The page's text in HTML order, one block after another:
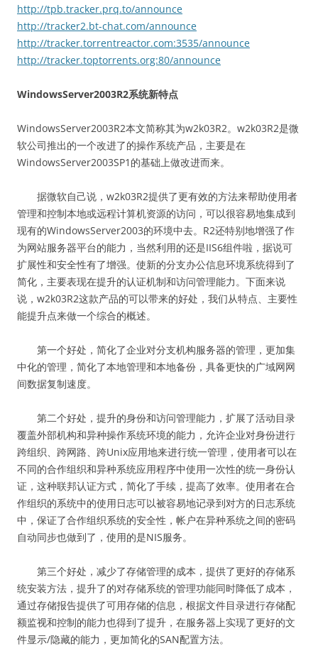
http://tpb.tracker.prq.to/announce
http://tracker2.bt-chat.com/announce
http://tracker.torrentreactor.com:3535/announce
http://tracker.toptorrents.org:80/announce
WindowsServer2003R2系统新特点
WindowsServer2003R2本文简称其为w2k03R2。w2k03R2是微
软公司推出的一个改进了的操作系统产品，主要是在
WindowsServer2003SP1的基础上做改进而来。
据微软自己说，w2k03R2提供了更有效的方法来帮助使用者
管理和控制本地或远程计算机资源的访问，可以很容易地集成到
现有的WindowsServer2003的环境中去。R2还特别地增强了作
为网站服务器平台的能力，当然利用的还是IIS6组件啦，据说可
扩展性和安全性有了增强。使新的分支办公信息环境系统得到了
简化，主要表现在提升的认证机制和访问管理能力。下面来说
说，w2k03R2这款产品的可以带来的好处，我们从特点、主要性
能提升点来做一个综合的概述。
第一个好处，简化了企业对分支机构服务器的管理，更加集
中化的管理，简化了本地管理和本地备份，具备更快的广域网网
间数据复制速度。
第二个好处，提升的身份和访问管理能力，扩展了活动目录
覆盖外部机构和异种操作系统环境的能力，允许企业对身份进行
跨组织、跨网路、跨Unix应用地来进行统一管理，使用者可以在
不同的合作组织和异种系统应用程序中使用一次性的统一身份认
证，这种联邦认证方式，简化了手续，提高了效率。使用者在合
作组织的系统中的使用日志可以被容易地记录到对方的日志系统
中，保证了合作组织系统的安全性，帐户在异种系统之间的密码
自动同步也做到了，使用的是NIS服务。
第三个好处，减少了存储管理的成本，提供了更好的存储系
统安装方法，提升了的对存储系统的管理功能同时降低了成本，
通过存储报告提供了可用存储的信息，根据文件目录进行存储配
额监视和控制的能力也得到了提升，在服务器上实现了更好的文
件显示/隐藏的能力，更加简化的SAN配置方法。